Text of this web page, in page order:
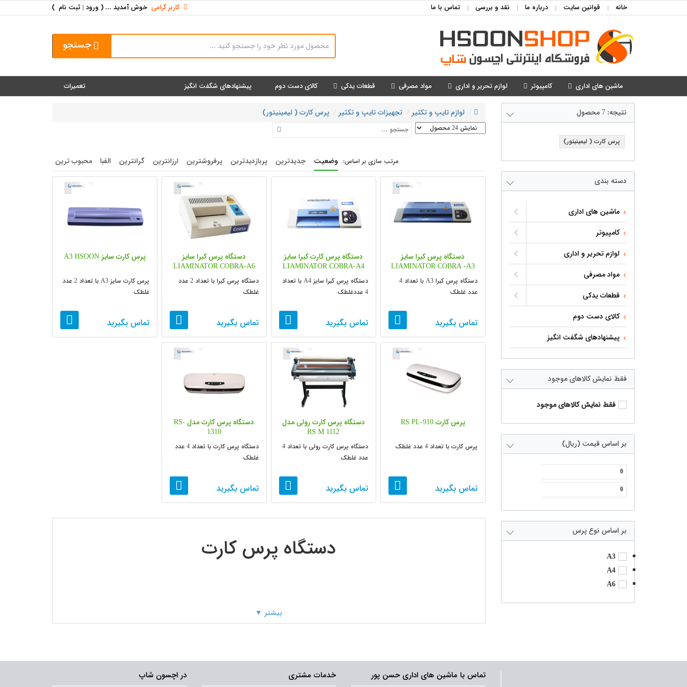
خانه قوانین سایت درباره ما نقد و بررسی تماس با ما کاربر گرامی خوش آمدید ... ( ورود | ثبت نام )
جستجو
ماشین های اداری کامپیوتر لوازم تحریر و اداری مواد مصرفی قطعات یدکی کالای دست دوم پیشنهادهای شگفت انگیز تعمیرات
لوازم تایپ و تکثیر تجهیزات تایپ و تکثیر پرس کارت ( لیمینیتور)
وضعیت جدیدترین پربازدیدترین پرفروشترین ارزانترین گرانترین الفبا محبوب ترین
دستگاه پرس کبرا سایز
LIAMINATOR COBRA -A3
دستگاه پرس کبرا A3 با تعداد 4
عدد غلطک
تماس بگیرید
دستگاه پرس کارت کبرا سایز
LIAMINATOR COBRA-A4
دستگاه پرس کبرا سایز A4 با تعداد
4 عددغلطک
تماس بگیرید
دستگاه پرس کبرا سایز
LIAMINATOR COBRA-A6
دستگاه پرس کبرا با تعداد 2 عدد
غلطک
تماس بگیرید
پرس کارت سایز A3 HSOON
پرس کارت سایز A3 با تعداد 2 عدد
غلطک
تماس بگیرید
پرس کارت RS PL-910
پرس کارت با تعداد 4 عدد غلطک
تماس بگیرید
دستگاه پرس کارت رولی مدل
RS M 1112
دستگاه پرس کارت رولی با تعداد 4
عدد غلطک
تماس بگیرید
دستگاه پرس کارت مدل RS-
1310
دستگاه پرس کارت با تعداد 4 عدد
غلطک
تماس بگیرید
دستگاه پرس کارت
بیشتر ▼
نتیجه: 7 محصول
پرس کارت ( لیمینیتور)
دسته بندی
ماشین های اداری
کامپیوتر
لوازم تحریر و اداری
مواد مصرفی
قطعات یدکی
کالای دست دوم
پیشنهادهای شگفت انگیز
فقط نمایش کالاهای موجود
فقط نمایش کالاهای موجود
بر اساس قیمت (ریال)
نوع پرس
A3
A4
A6
در اچسون شاپ تماس با ماشین های اداری حسن پور خدمات مشتری